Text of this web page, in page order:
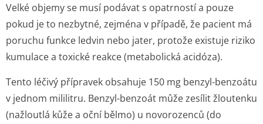
Velké objemy se musí podávat s opatrností a pouze
pokud je to nezbytné, zejména v případě, že pacient má
poruchu funkce ledvin nebo jater, protože existuje riziko
kumulace a toxické reakce (metabolická acidóza).
Tento léčivý přípravek obsahuje 150 mg benzyl-benzoátu
v jednom mililitru. Benzyl-benzoát může zesílit žloutenku
(nažloutlá kůže a oční bělmo) u novorozenců (do